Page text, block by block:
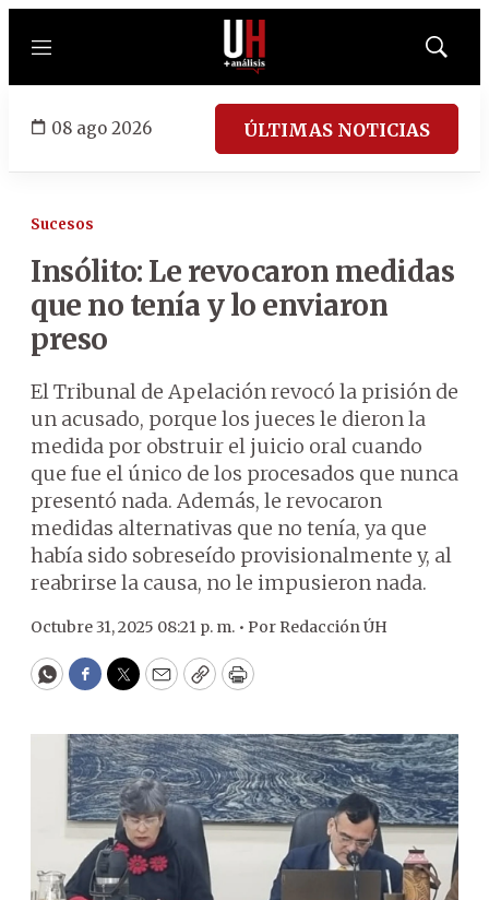
Menú
Mostrar
08 ago 2026 ÚLTIMAS NOTICIAS
Sucesos
Insólito: Le revocaron medidas
que no tenía y lo enviaron
preso
El Tribunal de Apelación revocó la prisión de
un acusado, porque los jueces le dieron la
medida por obstruir el juicio oral cuando
que fue el único de los procesados que nunca
presentó nada. Además, le revocaron
medidas alternativas que no tenía, ya que
había sido sobreseído provisionalmente y, al
reabrirse la causa, no le impusieron nada.
Octubre 31, 2025 08:21 p. m. • Por Redacción ÚH
WhatsApp
Facebook
Twitter
EmailCopyPrint